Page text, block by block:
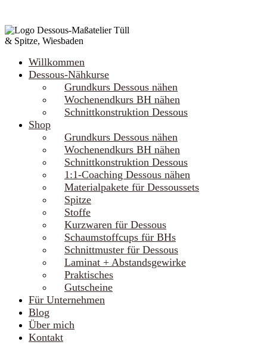
Willkommen
Dessous-Nähkurse
Grundkurs Dessous nähen
Wochenendkurs BH nähen
Schnittkonstruktion Dessous
Shop
Grundkurs Dessous nähen
Wochenendkurs BH nähen
Schnittkonstruktion Dessous
1:1-Coaching Dessous nähen
Materialpakete für Dessoussets
Spitze
Stoffe
Kurzwaren für Dessous
Schaumstoffcups für BHs
Schnittmuster für Dessous
Laminat + Abstandsgewirke
Praktisches
Gutscheine
Für Unternehmen
Blog
Über mich
Kontakt